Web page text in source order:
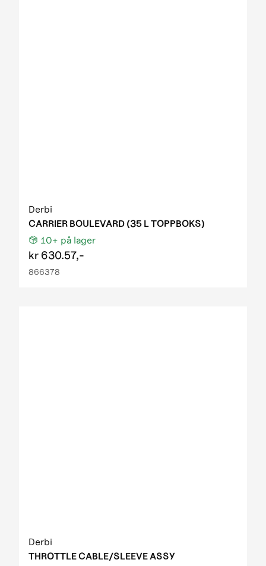
Derbi
CARRIER BOULEVARD (35 L TOPPBOKS)
10+ på lager
kr 630.57,-
866378
Derbi
THROTTLE CABLE/SLEEVE ASSY